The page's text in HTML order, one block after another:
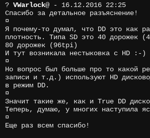
? VWarlock@ - 16.12.2016 22:25
Спасибо за детальное разъяснение!
¤
Я почему-то думал, что DD это как
плотность. Типа SD это 40 дорожек
80 дорожек (96tpi)
И тут возникала нестыковка с HD :-)
¤
Но вопрос был больше про то какой
записи и т.д.) используют HD
в режим DD.
¤
Значит такие же, как и True DD
Теперь, думаю, у многих наступила
¤
Еще раз всем спасибо!